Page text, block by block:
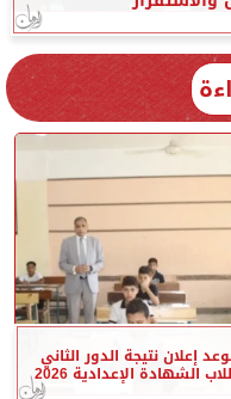
إعلان نتيجة الدور الثاني
الشهادة الإعدادية 2026